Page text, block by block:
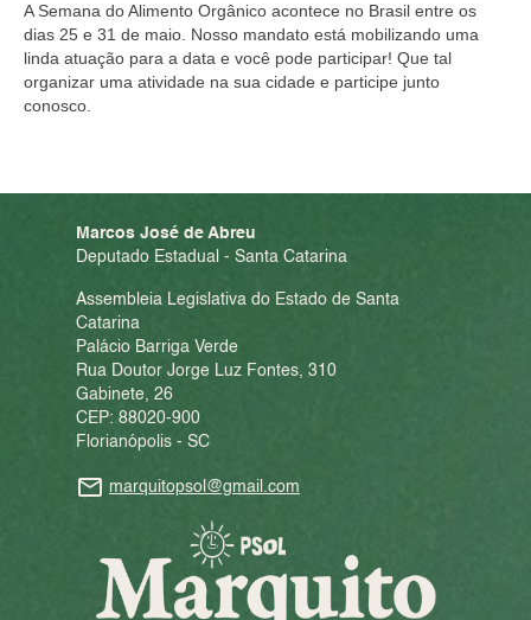
A Semana do Alimento Orgânico acontece no Brasil entre os
dias 25 e 31 de maio. Nosso mandato está mobilizando uma
linda atuação para a data e você pode participar! Que tal
organizar uma atividade na sua cidade e participe junto
conosco.
Marcos José de Abreu
Deputado Estadual - Santa Catarina
Assembleia Legislativa do Estado de Santa
Catarina
Palácio Barriga Verde
Rua Doutor Jorge Luz Fontes, 310
Gabinete, 26
CEP: 88020-900
Florianópolis - SC
marquitopsol@gmail.com